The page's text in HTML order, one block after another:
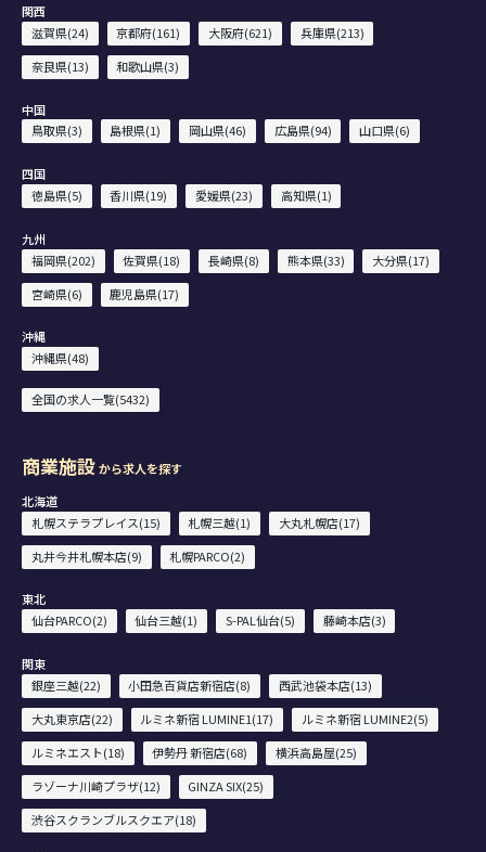
関西
滋賀県(24)
京都府(161) 大阪府(621)
兵庫県(213)
奈良県(13)
和歌山県(3)
中国
鳥取県(3)
島根県(1) 岡山県(46) 広島県(94) 山口県(6)
四国
徳島県(5)
香川県(19) 愛媛県(23) 高知県(1)
九州
福岡県(202)
佐賀県(18) 長崎県(8) 熊本県(33)
大分県(17)
宮崎県(6)
鹿児島県(17)
沖縄
沖縄県(48)
全国の求人一覧(5432)
商業施設から求人を探す
北海道
札幌ステラプレイス(15)
札幌三越(1)
大丸札幌店(17)
丸井今井札幌本店(9)
札幌PARCO(2)
東北
仙台PARCO(2)
仙台三越(1) S-PAL仙台(5) 藤崎本店(3)
関東
銀座三越(22)
小田急百貨店新宿店(8)
西武池袋本店(13)
大丸東京店(22)
ルミネ新宿 LUMINE1(17)
ルミネ新宿 LUMINE2(5)
ルミネエスト(18)
伊勢丹 新宿店(68)
横浜高島屋(25)
ラゾーナ川崎プラザ(12)
GINZA SIX(25)
渋谷スクランブルスクエア(18)